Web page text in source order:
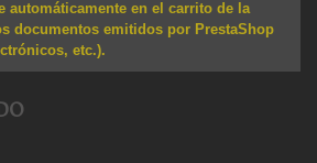
automáticamente en el carrito de la
documentos emitidos por PrestaShop
etc.).